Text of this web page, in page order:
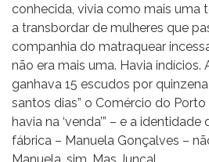
conhecida, vivia como mais uma
a transbordar de mulheres que
companhia do matraquear
não era mais uma. Havia indícios.
ganhava 15 escudos por
santos dias” o Comércio do Porto
havia na ‘venda’” – e a
fábrica – Manuela Gonçalves –